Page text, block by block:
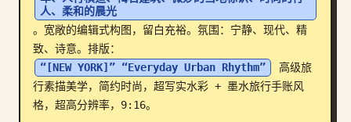
更新
人、柔和的晨光
。宽敞的编辑式构图，留白充裕。氛围：宁静、现代、精
致、诗意。排版：
“[NEW YORK]” “Everyday Urban Rhythm”
高级旅
行素描美学，简约时尚，超写实水彩 + 墨水旅行手账风
格，超高分辨率，9:16。